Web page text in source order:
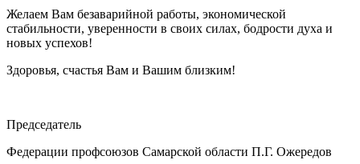
Желаем Вам безаварийной работы, экономической
стабильности, уверенности в своих силах, бодрости духа и
новых успехов!
Здоровья, счастья Вам и Вашим близким!
Председатель
Федерации профсоюзов Самарской области П.Г. Ожередов